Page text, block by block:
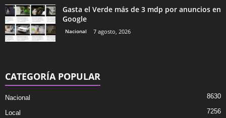
Gasta el Verde más de 3 mdp por anuncios en
Google
Nacional 7 agosto, 2026
CATEGORÍA POPULAR
Nacional 8630
Local 7256